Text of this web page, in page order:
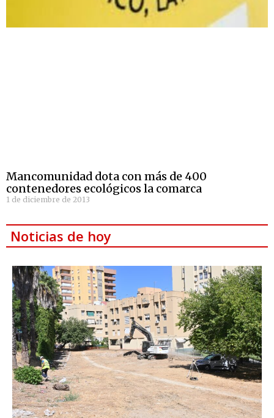
Mancomunidad dota con más de 400
contenedores ecológicos la comarca
1 de diciembre de 2013
Noticias de hoy